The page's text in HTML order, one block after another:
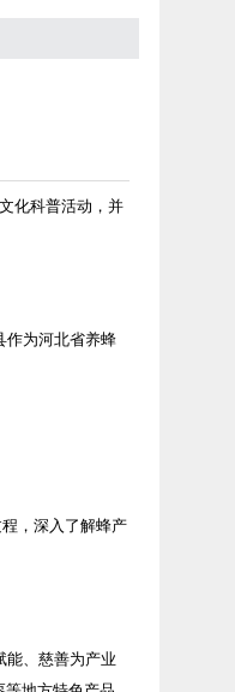
化科普活动，并
作为河北省养蜂
，深入了解蜂产
能、慈善为产业